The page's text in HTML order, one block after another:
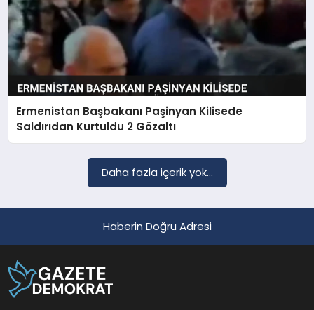
DÜNYA
YAŞAM
Ermenistan Başbakanı Paşinyan Kilisede
Saldırıdan Kurtuldu 2 Gözaltı
Daha fazla içerik yok...
Haberin Doğru Adresi